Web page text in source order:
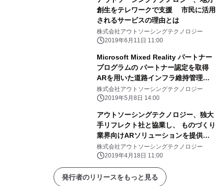
創生をテレワークで支援 市民に活用
されるサービスの理由とは
株式会社アウトソーシングテクノロジー
2019年6月11日 11:00
Microsoft Mixed Reality パートナー
プログラムの パートナー認定を取得
ARを用いた道路インフラ維持管理に
おけるCIM構築の試行を実証
株式会社アウトソーシングテクノロジー
2019年5月8日 14:00
アウトソーシングテクノロジー、独大
手リフレクト社と協業し、 ものづくり
業界向けARソリューションを提供開
始
株式会社アウトソーシングテクノロジー
2019年4月18日 11:00
発行者のリリースをもっと見る